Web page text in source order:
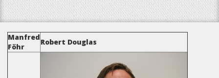
Manfred
Föhr
Robert Douglas